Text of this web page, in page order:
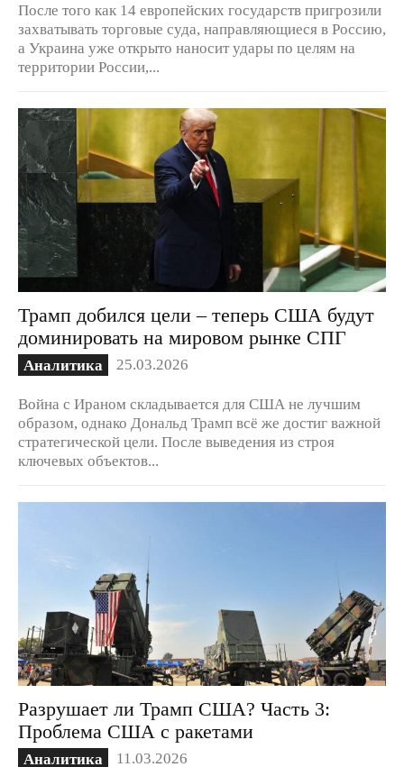
После того как 14 европейских государств пригрозили
захватывать торговые суда, направляющиеся в Россию,
а Украина уже открыто наносит удары по целям на
территории России,...
Трамп добился цели – теперь США будут
доминировать на мировом рынке СПГ
Аналитика 25.03.2026
Война с Ираном складывается для США не лучшим
образом, однако Дональд Трамп всё же достиг важной
стратегической цели. После выведения из строя
ключевых объектов...
Разрушает ли Трамп США? Часть 3:
Проблема США с ракетами
Аналитика 11.03.2026